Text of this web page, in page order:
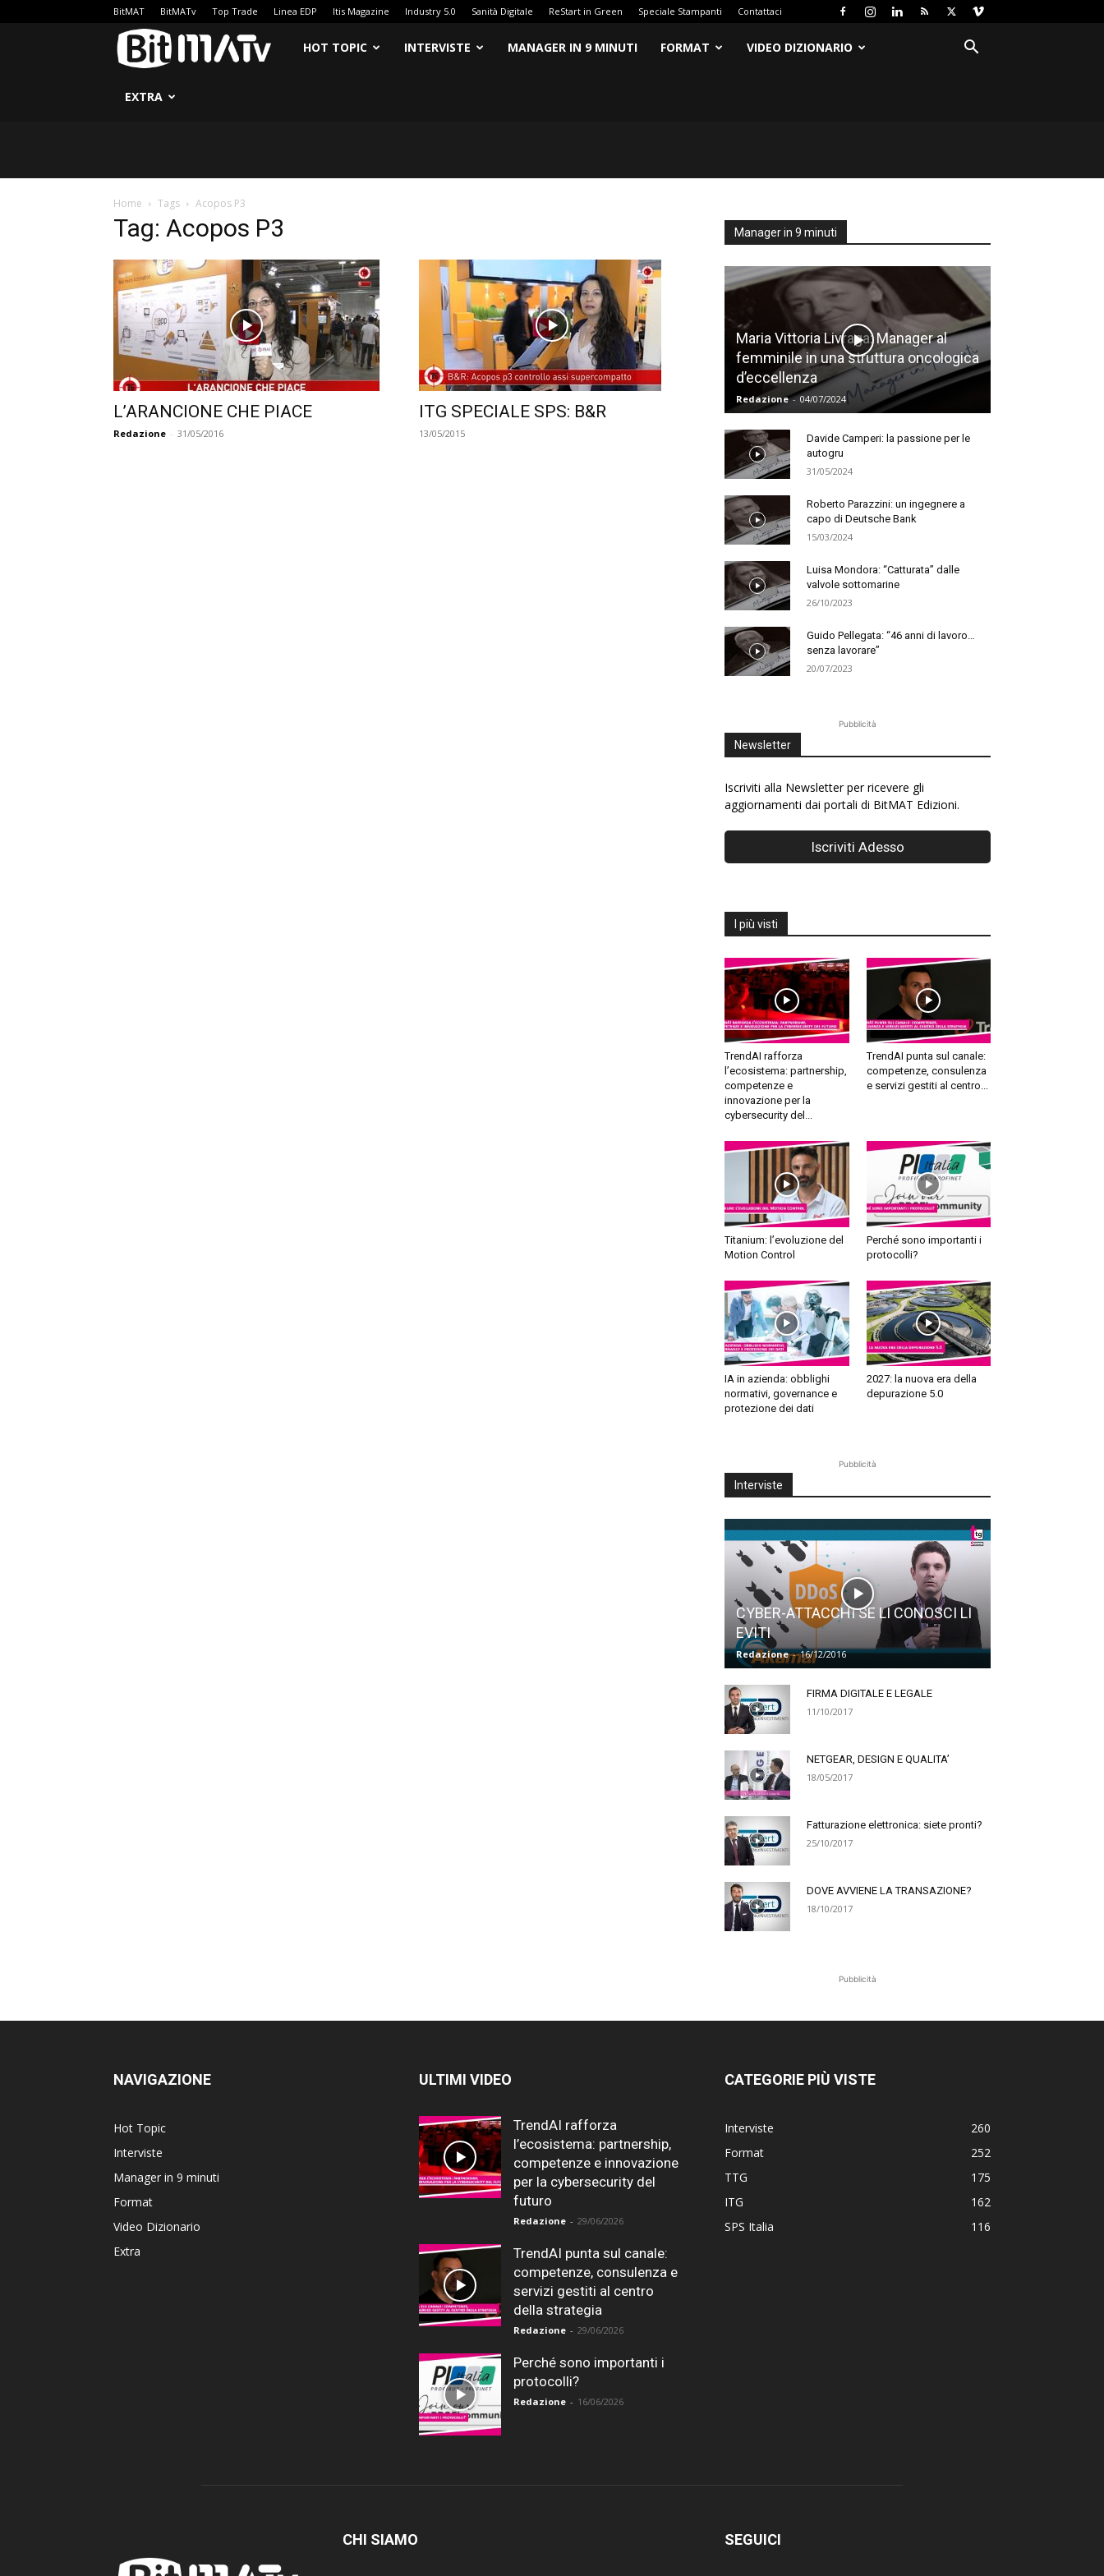
BitMAT BitMATv Top Trade Linea EDP Itis Magazine Industry 5.0 Sanità Digitale ReStart in Green Speciale Stampanti Contattaci
BitMATv
HOT TOPIC INTERVISTE MANAGER IN 9 MINUTI FORMAT VIDEO DIZIONARIO
EXTRA
Home Tags Acopos P3
Tag: Acopos P3
L’ARANCIONE CHE PIACE
Redazione - 31/05/2016
ITG SPECIALE SPS: B&R
13/05/2015
Manager in 9 minuti
Maria Vittoria Livraga: Manager al
femminile in una struttura oncologica
d’eccellenza
Redazione - 04/07/2024
Davide Camperi: la passione per le
autogru
31/05/2024
Roberto Parazzini: un ingegnere a
capo di Deutsche Bank
15/03/2024
Luisa Mondora: “Catturata” dalle
valvole sottomarine
26/10/2023
Guido Pellegata: “46 anni di lavoro…
senza lavorare”
20/07/2023
Pubblicità
Newsletter
Iscriviti alla Newsletter per ricevere gli
aggiornamenti dai portali di BitMAT Edizioni.
I più visti
TrendAI rafforza
l’ecosistema: partnership,
competenze e
innovazione per la
cybersecurity del...
TrendAI punta sul canale:
competenze, consulenza
e servizi gestiti al centro...
Titanium: l’evoluzione del
Motion Control
Perché sono importanti i
protocolli?
IA in azienda: obblighi
normativi, governance e
protezione dei dati
2027: la nuova era della
depurazione 5.0
Pubblicità
Interviste
CYBER-ATTACCHI SE LI CONOSCI LI
EVITI
Redazione - 16/12/2016
FIRMA DIGITALE E LEGALE
11/10/2017
NETGEAR, DESIGN E QUALITA’
18/05/2017
Fatturazione elettronica: siete pronti?
25/10/2017
DOVE AVVIENE LA TRANSAZIONE?
18/10/2017
Pubblicità
NAVIGAZIONE
Hot Topic
Interviste
Manager in 9 minuti
Format
Video Dizionario
Extra
ULTIMI VIDEO
TrendAI rafforza
l’ecosistema: partnership,
competenze e innovazione
per la cybersecurity del
futuro
Redazione - 29/06/2026
TrendAI punta sul canale:
competenze, consulenza e
servizi gestiti al centro
della strategia
Redazione - 29/06/2026
Perché sono importanti i
protocolli?
Redazione - 16/06/2026
CATEGORIE PIÙ VISTE
Interviste
260
Format
252
TTG
175
ITG
162
SPS Italia
116
CHI SIAMO SEGUICI